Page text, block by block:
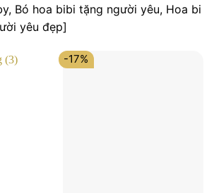
Bó hoa bibi tặng người yêu, Hoa bi
yêu đẹp]
-17%